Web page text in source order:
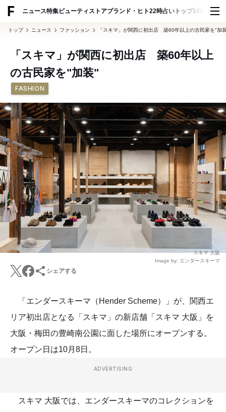
ニュース特集ビューティ ストアブランド・ヒト22時占い トップ100 スナッ
トップ ニュース ファッション 「スキマ」が関西に初出店 築60年以上の古民家を"加
「スキマ」が関西に初出店 築60年以上
の古民家を"加装"
FASHION
スキマ 大阪
Image by: エンダースキーマ
シェアする
「エンダースキーマ（Hender Scheme）」が、関西エ
リア初出店となる「スキマ」の新店舗「スキマ 大阪」を
大阪・梅田の豊崎南公園に面した場所にオープンする。
オープン日は10月8日。
ADVERTISING
スキマ 大阪では、エンダースキーマのコレクションを